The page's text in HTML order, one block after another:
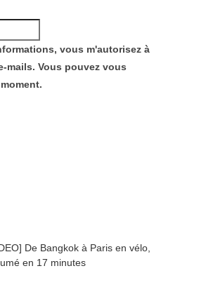
vous m'autorisez à
mails. Vous pouvez vous
De Bangkok à Paris en vélo,
en 17 minutes